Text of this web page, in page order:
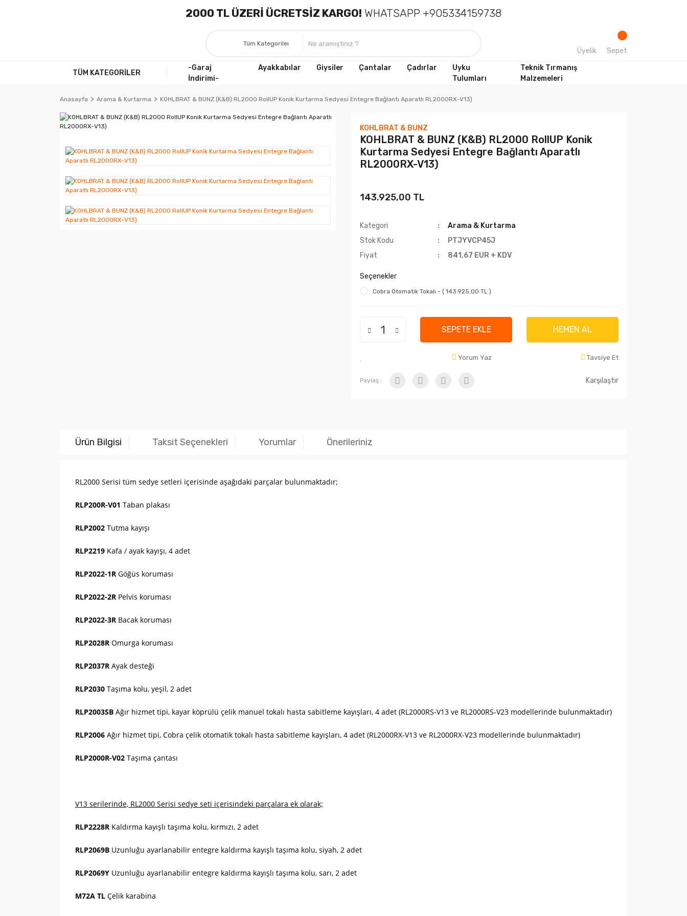
2000 TL ÜZERİ ÜCRETSİZ KARGO! WHATSAPP +905334159738
Üyelik Sepet
TÜM KATEGORİLER
-Garaj
İndirimi-
Ayakkabılar Giysiler Çantalar Çadırlar
Uyku
Tulumları
Teknik Tırmanış
Malzemeleri
Anasayfa Arama & Kurtarma KOHLBRAT & BUNZ (K&B) RL2000 RollUP Konik Kurtarma Sedyesi Entegre Bağlantı Aparatlı RL2000RX-V13)
KOHLBRAT & BUNZ
KOHLBRAT & BUNZ (K&B) RL2000 RollUP Konik
Kurtarma Sedyesi Entegre Bağlantı Aparatlı
RL2000RX-V13)
143.925,00 TL
Kategori
Arama & Kurtarma
Stok Kodu
PTJYVCP45J
Fiyat
841,67 EUR + KDV
Seçenekler
Cobra Otomatik Tokalı - ( 143.925,00 TL )
SEPETE EKLE HEMEN AL
Yorum Yaz Tavsiye Et
Paylaş : Karşılaştır
Ürün Bilgisi Taksit Seçenekleri Yorumlar Önerileriniz
RL2000 Serisi tüm sedye setleri içerisinde aşağıdaki parçalar bulunmaktadır;
RLP200R-V01 Taban plakası
RLP2002 Tutma kayışı
RLP2219 Kafa / ayak kayışı, 4 adet
RLP2022-1R Göğüs koruması
RLP2022-2R Pelvis koruması
RLP2022-3R Bacak koruması
RLP2028R Omurga koruması
RLP2037R Ayak desteği
RLP2030 Taşıma kolu, yeşil, 2 adet
RLP2003SB Ağır hizmet tipi, kayar köprülü çelik manuel tokalı hasta sabitleme kayışları, 4 adet (RL2000RS-V13 ve RL2000RS-V23 modellerinde bulunmaktadır)
RLP2006 Ağır hizmet tipi, Cobra çelik otomatik tokalı hasta sabitleme kayışları, 4 adet (RL2000RX-V13 ve RL2000RX-V23 modellerinde bulunmaktadır)
RLP2000R-V02 Taşıma çantası
V13 serilerinde, RL2000 Serisi sedye seti içerisindeki parçalara ek olarak;
RLP2228R Kaldırma kayışlı taşıma kolu, kırmızı, 2 adet
RLP2069B Uzunluğu ayarlanabilir entegre kaldırma kayışlı taşıma kolu, siyah, 2 adet
RLP2069Y Uzunluğu ayarlanabilir entegre kaldırma kayışlı taşıma kolu, sarı, 2 adet
M72A TL Çelik karabina